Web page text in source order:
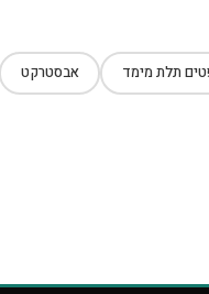
תלת מימד אבסטרקט